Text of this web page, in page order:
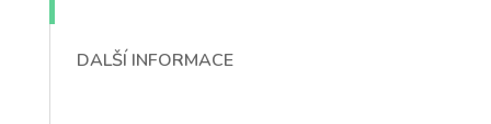
DALŠÍ INFORMACE